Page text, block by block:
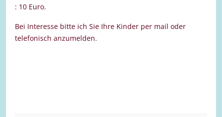
: 10 Euro.
Bei Interesse bitte ich Sie Ihre Kinder per mail oder
telefonisch anzumelden.